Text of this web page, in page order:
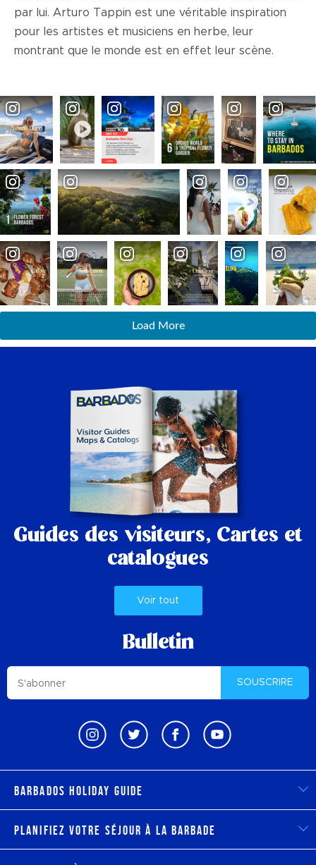
par lui. Arturo Tappin est une véritable inspiration
pour les artistes et musiciens en herbe, leur
montrant que le monde est en effet leur scène.
Load More
Guides des visiteurs, Cartes et
catalogues
Voir tout
Bulletin
SOUSCRIRE
Barbados Holiday Guide
Planifiez votre séjour à la Barbade